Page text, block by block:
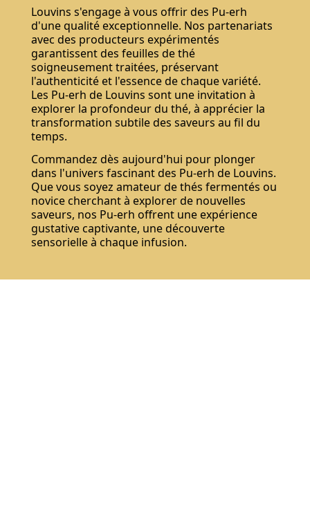
Louvins s'engage à vous offrir des Pu-erh
d'une qualité exceptionnelle. Nos partenariats
avec des producteurs expérimentés
garantissent des feuilles de thé
soigneusement traitées, préservant
l'authenticité et l'essence de chaque variété.
Les Pu-erh de Louvins sont une invitation à
explorer la profondeur du thé, à apprécier la
transformation subtile des saveurs au fil du
temps.
Commandez dès aujourd'hui pour plonger
dans l'univers fascinant des Pu-erh de Louvins.
Que vous soyez amateur de thés fermentés ou
novice cherchant à explorer de nouvelles
saveurs, nos Pu-erh offrent une expérience
gustative captivante, une découverte
sensorielle à chaque infusion.